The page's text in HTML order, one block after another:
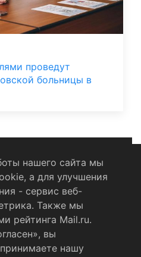
проведут
больницы в
персональных данных
лента
нашего сайта мы
а для улучшения
- сервис веб-
Также мы
рейтинга Mail.ru.
вы
нашу